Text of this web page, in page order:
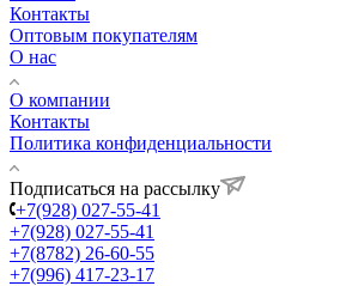
Контакты
Оптовым покупателям
О нас
О компании
Контакты
Политика конфиденциальности
Подписаться на рассылку
+7(928) 027-55-41
+7(928) 027-55-41
+7(8782) 26-60-55
+7(996) 417-23-17